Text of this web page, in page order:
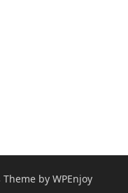
Theme by WPEnjoy